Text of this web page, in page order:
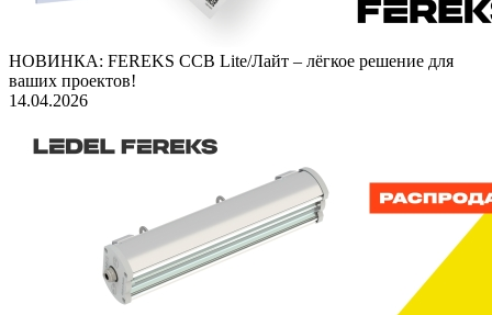
НОВИНКА: FEREKS ССВ Lite/Лайт – лёгкое решение для
ваших проектов!
14.04.2026